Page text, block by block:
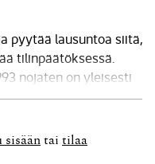
pyytää lausuntoa siitä,
tilinpäätöksessä.
nojaten on ­yleisesti
ostoveloissa,
perustelee
sillä, että
sisään tai tilaa